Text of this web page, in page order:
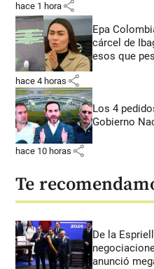
hace 1 hora share
Epa
cárcel de
esos que
hace 4 horas share
Los 4
Gobierno
hace 10 horas share
Te
De la
anunció